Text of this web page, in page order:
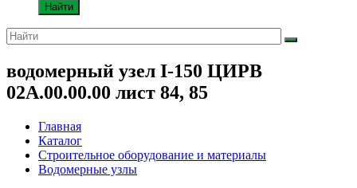
Найти
водомерный узел I-150 ЦИРВ
02А.00.00.00 лист 84, 85
Главная
Каталог
Строительное оборудование и материалы
Водомерные узлы